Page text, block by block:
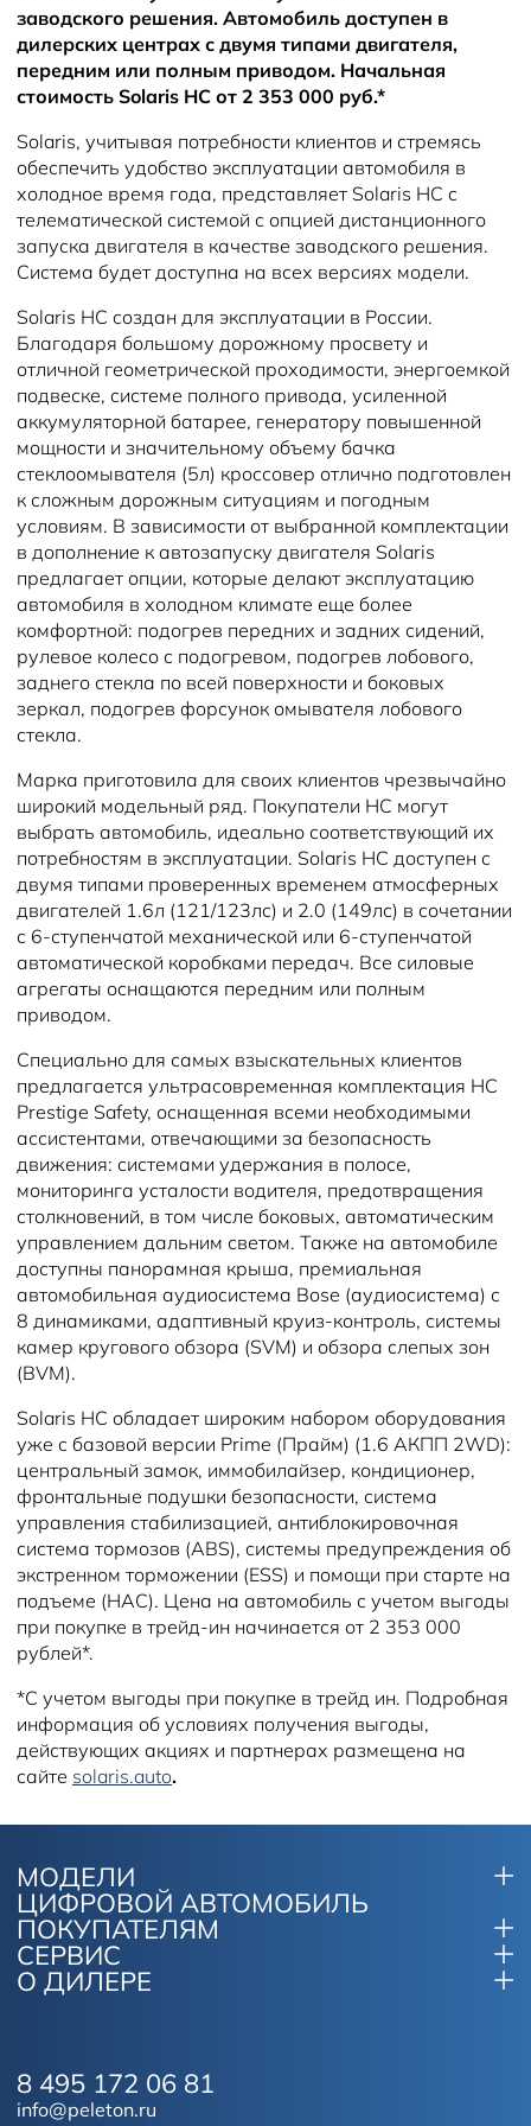
заводского решения. Автомобиль доступен в
дилерских центрах с двумя типами двигателя,
передним или полным приводом. Начальная
стоимость Solaris HC от 2 353 000 руб.*
Solaris, учитывая потребности клиентов и стремясь
обеспечить удобство эксплуатации автомобиля в
холодное время года, представляет Solaris HC с
телематической системой с опцией дистанционного
запуска двигателя в качестве заводского решения.
Система будет доступна на всех версиях модели.
Solaris НС создан для эксплуатации в России.
Благодаря большому дорожному просвету и
отличной геометрической проходимости, энергоемкой
подвеске, системе полного привода, усиленной
аккумуляторной батарее, генератору повышенной
мощности и значительному объему бачка
стеклоомывателя (5л) кроссовер отлично подготовлен
к сложным дорожным ситуациям и погодным
условиям. В зависимости от выбранной комплектации
в дополнение к автозапуску двигателя Solaris
предлагает опции, которые делают эксплуатацию
автомобиля в холодном климате еще более
комфортной: подогрев передних и задних сидений,
рулевое колесо с подогревом, подогрев лобового,
заднего стекла по всей поверхности и боковых
зеркал, подогрев форсунок омывателя лобового
стекла.
Марка приготовила для своих клиентов чрезвычайно
широкий модельный ряд. Покупатели HC могут
выбрать автомобиль, идеально соответствующий их
потребностям в эксплуатации. Solaris HC доступен с
двумя типами проверенных временем атмосферных
двигателей 1.6л (121/123лс) и 2.0 (149лс) в сочетании
с 6-ступенчатой механической или 6-ступенчатой
автоматической коробками передач. Все силовые
агрегаты оснащаются передним или полным
приводом.
Специально для самых взыскательных клиентов
предлагается ультрасовременная комплектация HC
Prestige Safety, оснащенная всеми необходимыми
ассистентами, отвечающими за безопасность
движения: системами удержания в полосе,
мониторинга усталости водителя, предотвращения
столкновений, в том числе боковых, автоматическим
управлением дальним светом. Также на автомобиле
доступны панорамная крыша, премиальная
автомобильная аудиосистема Bose (аудиосистема) с
8 динамиками, адаптивный круиз-контроль, системы
камер кругового обзора (SVM) и обзора слепых зон
(BVM).
Solaris HC обладает широким набором оборудования
уже с базовой версии Prime (Прайм) (1.6 АКПП 2WD):
центральный замок, иммобилайзер, кондиционер,
фронтальные подушки безопасности, система
управления стабилизацией, антиблокировочная
система тормозов (ABS), системы предупреждения об
экстренном торможении (ESS) и помощи при старте на
подъеме (HAC). Цена на автомобиль с учетом выгоды
при покупке в трейд-ин начинается от 2 353 000
рублей*.
*С учетом выгоды при покупке в трейд ин. Подробная
информация об условиях получения выгоды,
действующих акциях и партнерах размещена на
сайте solaris.auto.
МОДЕЛИ
ЦИФРОВОЙ АВТОМОБИЛЬ
ПОКУПАТЕЛЯМ
СЕРВИС
О ДИЛЕРЕ
8 495 172 06 81
info@peleton.ru